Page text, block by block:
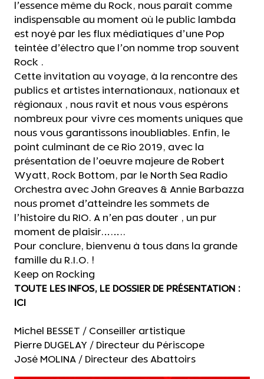
l’essence même du Rock, nous paraît comme
indispensable au moment où le public lambda
est noyé par les flux médiatiques d’une Pop
teintée d’électro que l’on nomme trop souvent
Rock .
Cette invitation au voyage, à la rencontre des
publics et artistes internationaux, nationaux et
régionaux , nous ravit et nous vous espérons
nombreux pour vivre ces moments uniques que
nous vous garantissons inoubliables. Enfin, le
point culminant de ce Rio 2019, avec la
présentation de l’oeuvre majeure de Robert
Wyatt, Rock Bottom, par le North Sea Radio
Orchestra avec John Greaves & Annie Barbazza
nous promet d’atteindre les sommets de
l’histoire du RIO. A n’en pas douter , un pur
moment de plaisir……..
Pour conclure, bienvenu à tous dans la grande
famille du R.I.O. !
Keep on Rocking
TOUTE LES INFOS, LE DOSSIER DE PRÉSENTATION :
ICI
Michel BESSET / Conseiller artistique
Pierre DUGELAY / Directeur du Périscope
José MOLINA / Directeur des Abattoirs